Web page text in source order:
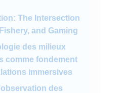
The Intersection
and Gaming
des milieux
comme fondement
immersives
des